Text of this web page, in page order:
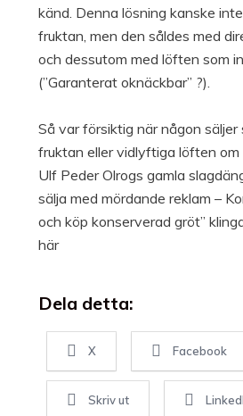
känd. Denna lösning kanske
fruktan, men den såldes med
och dessutom med löften som
(”Garanterat oknäckbar” ?).
Så var försiktig när någon säljer
fruktan eller vidlyftiga löften
Ulf Peder Olrogs gamla
sälja med mördande reklam –
och köp konserverad gröt”
här
Dela detta:
X Facebook
Skriv ut